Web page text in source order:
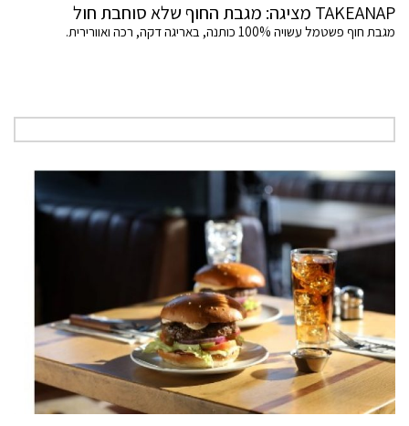
TAKEANAP מציגה: מגבת החוף שלא סוחבת חול
מגבת חוף פשטמל עשויה 100% כותנה, באריגה דקה, רכה ואוורירית.